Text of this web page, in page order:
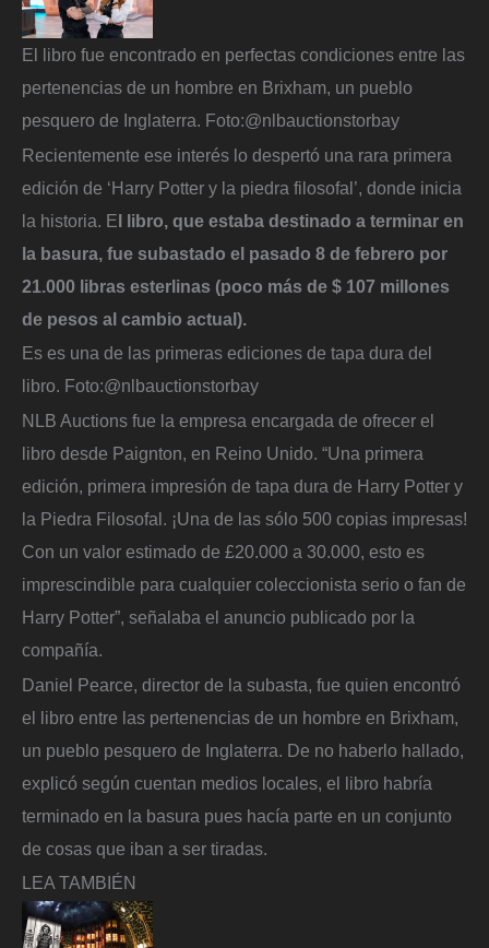
El libro fue encontrado en perfectas condiciones entre las
pertenencias de un hombre en Brixham, un pueblo
pesquero de Inglaterra. Foto:@nlbauctionstorbay
Recientemente ese interés lo despertó una rara primera
edición de ‘Harry Potter y la piedra filosofal’, donde inicia
la historia. El libro, que estaba destinado a terminar en
la basura, fue subastado el pasado 8 de febrero por
21.000 libras esterlinas (poco más de $ 107 millones
de pesos al cambio actual).
Es es una de las primeras ediciones de tapa dura del
libro. Foto:@nlbauctionstorbay
NLB Auctions fue la empresa encargada de ofrecer el
libro desde Paignton, en Reino Unido. “Una primera
edición, primera impresión de tapa dura de Harry Potter y
la Piedra Filosofal. ¡Una de las sólo 500 copias impresas!
Con un valor estimado de £20.000 a 30.000, esto es
imprescindible para cualquier coleccionista serio o fan de
Harry Potter”, señalaba el anuncio publicado por la
compañía.
Daniel Pearce, director de la subasta, fue quien encontró
el libro entre las pertenencias de un hombre en Brixham,
un pueblo pesquero de Inglaterra. De no haberlo hallado,
explicó según cuentan medios locales, el libro habría
terminado en la basura pues hacía parte en un conjunto
de cosas que iban a ser tiradas.
LEA TAMBIÉN